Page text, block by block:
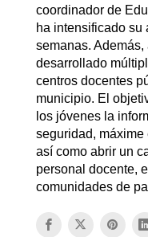
coordinador de
ha intensificado su
semanas.
desarrollado
centros docentes
municipio. El
los jóvenes la
seguridad,
así como abrir un
personal docente,
comunidades de